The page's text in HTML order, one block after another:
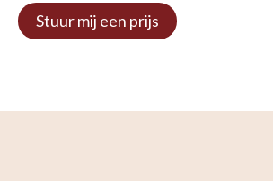
Stuur mij een prijs